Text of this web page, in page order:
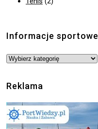
Informacje sportowe
Informacje
Reklama